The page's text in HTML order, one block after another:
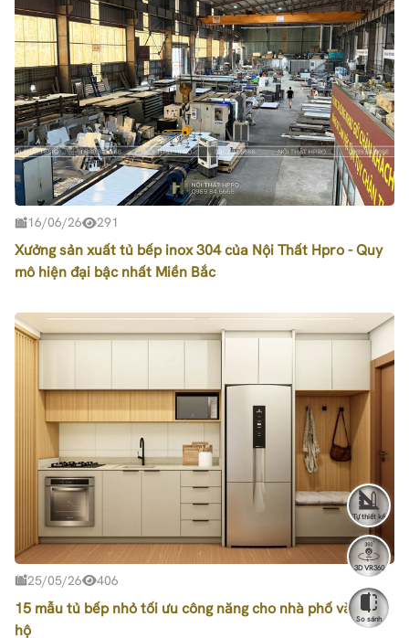
16/06/26 291
Xưởng sản xuất tủ bếp inox 304 của Nội Thất Hpro - Quy
mô hiện đại bậc nhất Miền Bắc
25/05/26 406
15 mẫu tủ bếp nhỏ tối ưu công năng cho nhà phố và căn
hộ
Tự thiết kế
3D VR360
So sánh